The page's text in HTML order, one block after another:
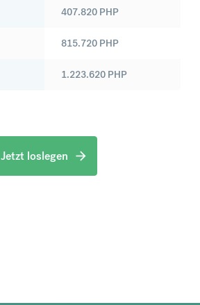
407.820 PHP
815.720 PHP
1.223.620 PHP
Jetzt loslegen